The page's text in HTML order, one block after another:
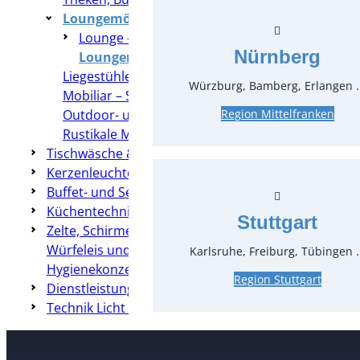
Loungemöbel
Lounge – Serien
Loungemöbel Diverses
Liegestühle
Mobiliar – Sonstiges
Outdoor- und Rattanmöbel
Rustikale Möbel
Tischwäsche & Hussen
Kerzenleuchter & Dekoration
Buffet- und Servierzubehör
Küchentechnik
Zelte, Schirme, Heizung & Co
Würfeleis und Crushed-Eis
Hygienekonzepte
Dienstleistungen
Technik Licht & Ton
Nürnberg
Würzburg, Bamberg, Erlangen
Region Mittelfranken
Stuttgart
Karlsruhe, Freiburg, Tübingen
Region Stuttgart